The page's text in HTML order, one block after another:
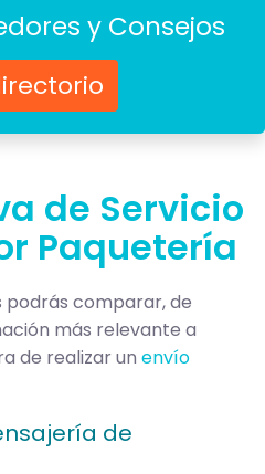
y Consejos
de Servicio
Paquetería
podrás comparar, de
más relevante a
de realizar un envío
de